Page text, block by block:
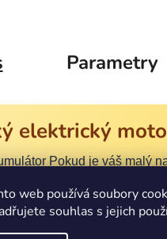
web používá soubory
souhlas s jejich
Parametry
elektrický
Pokud je váš malý
černý motocykl BMW